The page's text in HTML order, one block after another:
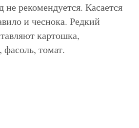
не рекомендуется. Касается
и чеснока. Редкий
картошка,
фасоль, томат.